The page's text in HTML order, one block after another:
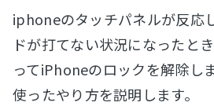
iphoneのタッチパネルが反応
ドが打てない状況になったと
ってiPhoneのロックを解除し
使ったやり方を説明します。